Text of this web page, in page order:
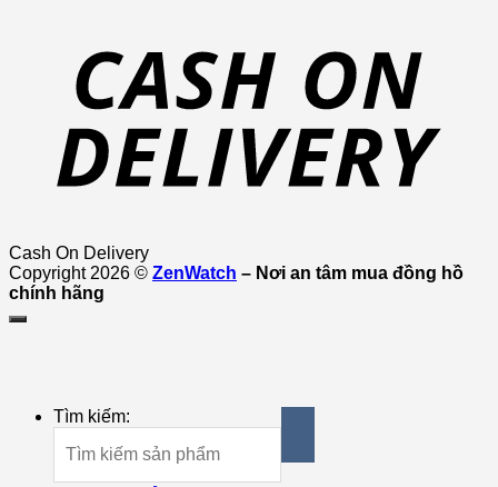
Cash On Delivery
Copyright 2026 © ZenWatch – Nơi an tâm mua đồng hồ
chính hãng
Tìm kiếm: